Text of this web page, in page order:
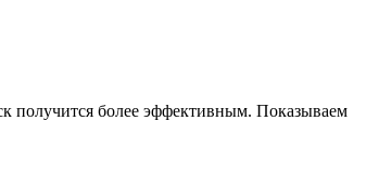
получится более эффективным. Показываем